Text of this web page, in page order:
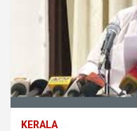
KERALA